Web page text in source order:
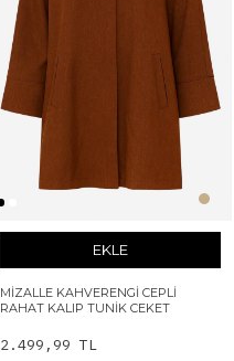
EKLE
MIZALLE KAHVERENGI CEPLI
RAHAT KALIP TUNIK CEKET
2.499,99 TL